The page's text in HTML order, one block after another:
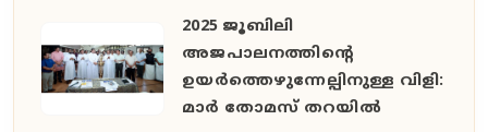
2025 ജൂബിലി
അജപാലനത്തിന്റെ
ഉയർത്തെഴുന്നേല്പിനുള്ള വിളി:
മാർ തോമസ് തറയിൽ